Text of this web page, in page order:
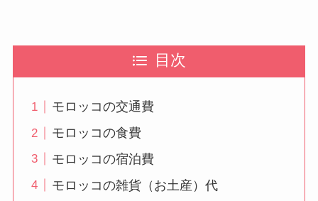
目次
モロッコの交通費
モロッコの食費
モロッコの宿泊費
モロッコの雑貨（お土産）代